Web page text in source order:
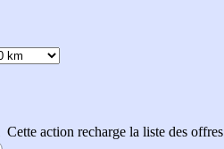
Cette action recharge la liste des offres